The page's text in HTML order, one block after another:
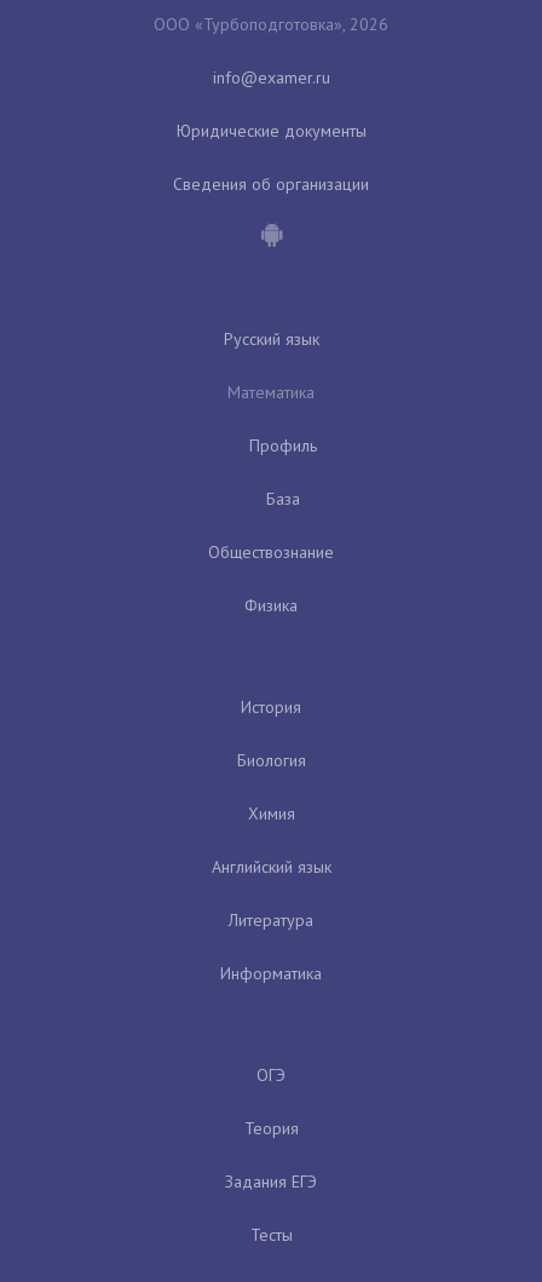
ООО «Турбоподготовка», 2026
Юридические документы
Сведения об организации
Русский язык
Математика
Профиль
База
Обществознание
Физика
История
Биология
Химия
Английский язык
Литература
Информатика
ОГЭ
Теория
Задания ЕГЭ
Тесты